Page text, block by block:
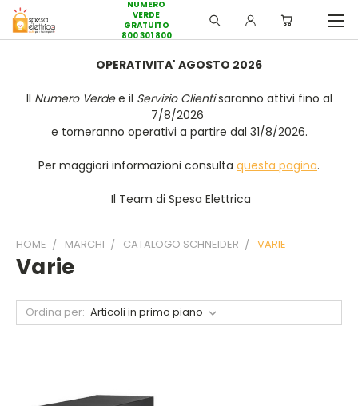
NUMERO
VERDE
GRATUITO
800 301 800
OPERATIVITA' AGOSTO 2026
Il Numero Verdee il Servizio Clientisaranno attivi fino al
7/8/2026
e torneranno operativi a partire dal 31/8/2026.
Per maggiori informazioni consulta questa pagina.
Il Team di Spesa Elettrica
HOME MARCHI CATALOGO SCHNEIDER VARIE
Varie
Ordina per: